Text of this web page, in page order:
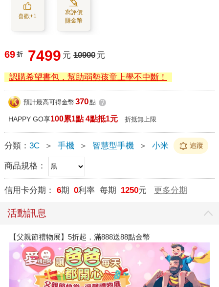
喜歡+1
寫評價
賺金幣
69 折 7499 元 10900 元
認購希望書包，幫助弱勢孩童上學不中斷！
預計最高可得金幣 370點 ?
HAPPY GO享100累1點 4點抵1元 折抵無上限
分類： 3C ＞ 手機 ＞ 智慧型手機 ＞ 小米 追蹤
商品規格：
信用卡分期： 6期 0利率 每期 1250元 更多分期
活動訊息
【父親節禮物展】5折起，滿888送88點金幣